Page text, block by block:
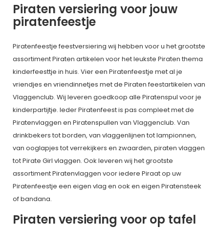
Piraten versiering voor jouw
piratenfeestje
Piratenfeestje feestversiering wij hebben voor u het grootste
assortiment Piraten artikelen voor het leukste Piraten thema
kinderfeesttje in huis. Vier een Piratenfeestje met al je
vriendjes en vriendinnetjes met de Piraten feestartikelen van
Vlaggenclub. Wij leveren goedkoop alle Piratenspul voor je
kinderpartijtje. Ieder Piratenfeest is pas compleet met de
Piratenvlaggen en Piratenspullen van Vlaggenclub. Van
drinkbekers tot borden, van vlaggenlijnen tot lampionnen,
van ooglapjes tot verrekijkers en zwaarden, piraten vlaggen
tot Pirate Girl vlaggen. Ook leveren wij het grootste
assortiment Piratenvlaggen voor iedere Piraat op uw
Piratenfeestje een eigen vlag en ook en eigen Piratensteek
of bandana.
Piraten versiering voor op tafel